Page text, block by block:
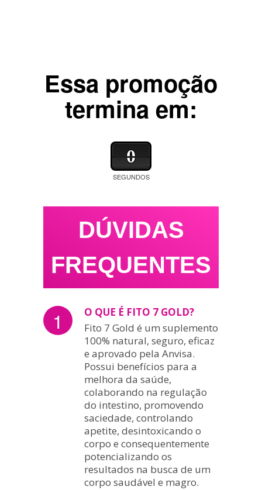
Essa promoção
termina em:
0
SEGUNDOS
DÚVIDAS
FREQUENTES
1
O QUE É FITO 7 GOLD?
Fito 7 Gold é um suplemento
100% natural, seguro, eficaz
e aprovado pela Anvisa.
Possui benefícios para a
melhora da saúde,
colaborando na regulação
do intestino, promovendo
saciedade, controlando
apetite, desintoxicando o
corpo e consequentemente
potencializando os
resultados na busca de um
corpo saudável e magro.